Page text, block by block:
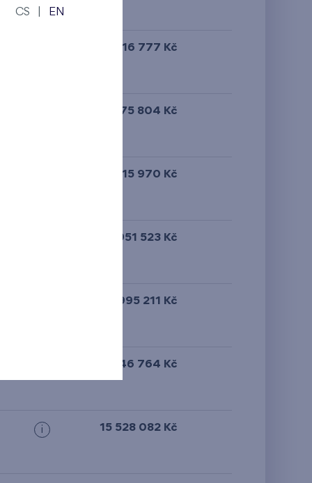
15 716 777 Kč
15 675 804 Kč
16 615 970 Kč
15 951 523 Kč
14 995 211 Kč
15 546 764 Kč
i 15 528 082 Kč
CS EN